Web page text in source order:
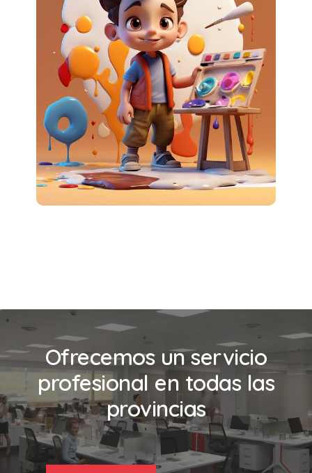
Ofrecemos un servicio
profesional en todas las
provincias